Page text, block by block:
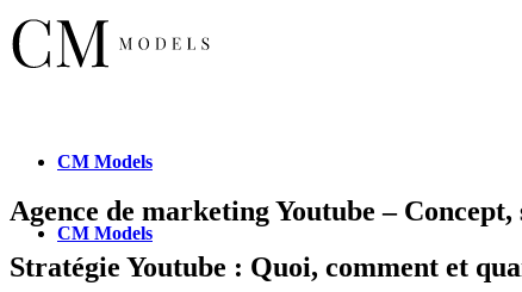
CM Models
CM Models
Agence de marketing Youtube –
Stratégie Youtube : Quoi, comment et